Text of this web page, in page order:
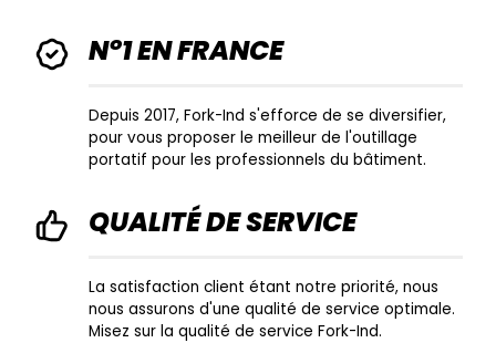
N°1 EN FRANCE
Depuis 2017, Fork-Ind s'efforce de se diversifier,
pour vous proposer le meilleur de l'outillage
portatif pour les professionnels du bâtiment.
QUALITÉ DE SERVICE
La satisfaction client étant notre priorité, nous
nous assurons d'une qualité de service optimale.
Misez sur la qualité de service Fork-Ind.